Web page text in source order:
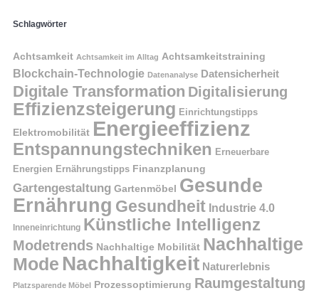
Schlagwörter
Achtsamkeit Achtsamkeit im Alltag Achtsamkeitstraining
Blockchain-Technologie Datenanalyse Datensicherheit
Digitale Transformation Digitalisierung
Effizienzsteigerung Einrichtungstipps
Elektromobilität Energieeffizienz
Entspannungstechniken Erneuerbare
Energien Ernährungstipps Finanzplanung
Gartengestaltung Gartenmöbel Gesunde
Ernährung Gesundheit Industrie 4.0
Inneneinrichtung Künstliche Intelligenz
Modetrends Nachhaltige Mobilität Nachhaltige
Mode Nachhaltigkeit Naturerlebnis
Platzsparende Möbel Prozessoptimierung Raumgestaltung